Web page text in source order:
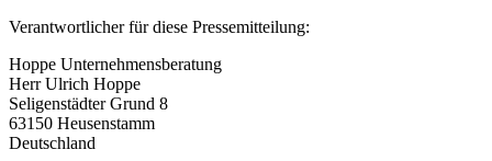
Verantwortlicher für diese Pressemitteilung:
Hoppe Unternehmensberatung
Herr Ulrich Hoppe
Seligenstädter Grund 8
63150 Heusenstamm
Deutschland